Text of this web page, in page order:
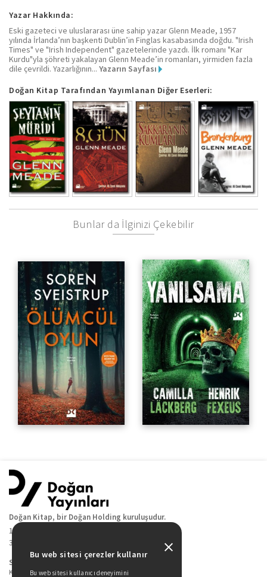
Yazar Hakkında:
Eski gazeteci ve uluslararası üne sahip yazar Glenn Meade, 1957
yılında İrlanda’nın başkenti Dublin’in Finglas kasabasında doğdu. "Irish
Times" ve "Irish Independent" gazetelerinde yazdı. İlk romanı "Kar
Kurdu"yla şöhreti yakalayan Glenn Meade’in romanları, yirmiden fazla
dile çevrildi. Yazarlığının... Yazarın Sayfası
Doğan Kitap Tarafından Yayımlanan Diğer Eserleri:
Bunlar da İlginizi Çekebilir
Doğan Kitap, bir Doğan Holding kuruluşudur.
19 Mayıs Cad. Golden Plaza No:1 Kat:10
34360 / Şişli / İstanbul
Sitede Yer Alan Sayfalar
Kitaplarımız
Bu web sitesi çerezler kullanır
Bu web sitesi kullanıcı deneyimini